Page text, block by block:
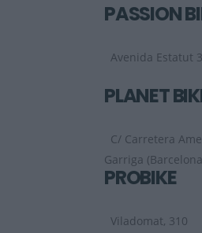
PASSION
Avenida Estatut
PLANET
C/ Carretera
Garriga
PROBIKE
Viladomat, 310